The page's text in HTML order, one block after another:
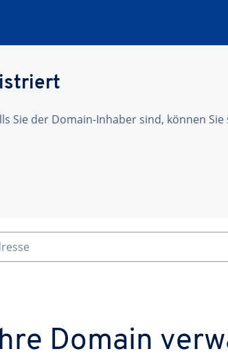
Sie der Domain-Inhaber sind, können
Domain